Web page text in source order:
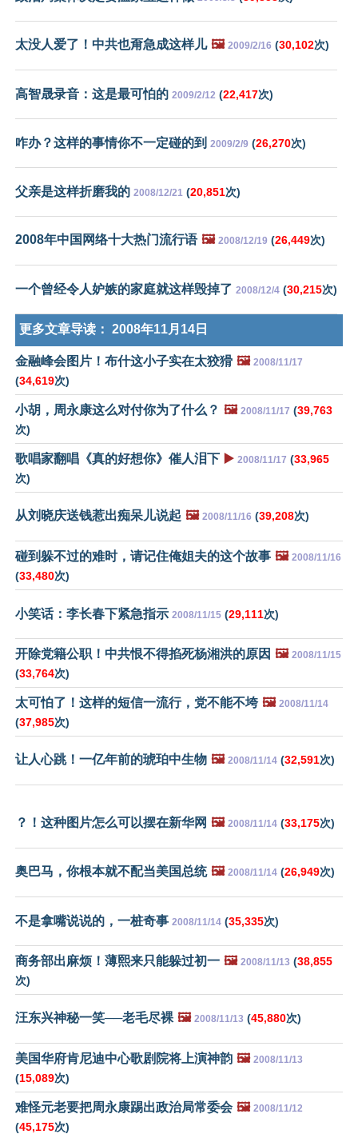
太没人爱了！中共也甭急成这样儿 🖼️ 2009/2/16 (30,102次)
高智晟录音：这是最可怕的 2009/2/12 (22,417次)
咋办？这样的事情你不一定碰的到 2009/2/9 (26,270次)
父亲是这样折磨我的 2008/12/21 (20,851次)
2008年中国网络十大热门流行语 🖼️ 2008/12/19 (26,449次)
一个曾经令人妒嫉的家庭就这样毁掉了 2008/12/4 (30,215次)
更多文章导读： 2008年11月14日
金融峰会图片！布什这小子实在太狡猾 🖼️ 2008/11/17
(34,619次)
小胡，周永康这么对付你为了什么？ 🖼️ 2008/11/17 (39,763
次)
歌唱家翻唱《真的好想你》催人泪下 ▶️ 2008/11/17 (33,965
次)
从刘晓庆送钱惹出痴呆儿说起 🖼️ 2008/11/16 (39,208次)
碰到躲不过的难时，请记住俺姐夫的这个故事 🖼️ 2008/11/16
(33,480次)
小笑话：李长春下紧急指示 2008/11/15 (29,111次)
开除党籍公职！中共恨不得掐死杨湘洪的原因 🖼️ 2008/11/15
(33,764次)
太可怕了！这样的短信一流行，党不能不垮 🖼️ 2008/11/14
(37,985次)
让人心跳！一亿年前的琥珀中生物 🖼️ 2008/11/14 (32,591次)
？！这种图片怎么可以摆在新华网 🖼️ 2008/11/14 (33,175次)
奥巴马，你根本就不配当美国总统 🖼️ 2008/11/14 (26,949次)
不是拿嘴说说的，一桩奇事 2008/11/14 (35,335次)
商务部出麻烦！薄熙来只能躲过初一 🖼️ 2008/11/13 (38,855
次)
汪东兴神秘一笑──老毛尽裸 🖼️ 2008/11/13 (45,880次)
美国华府肯尼迪中心歌剧院将上演神韵 🖼️ 2008/11/13
(15,089次)
难怪元老要把周永康踢出政治局常委会 🖼️ 2008/11/12
(45,175次)